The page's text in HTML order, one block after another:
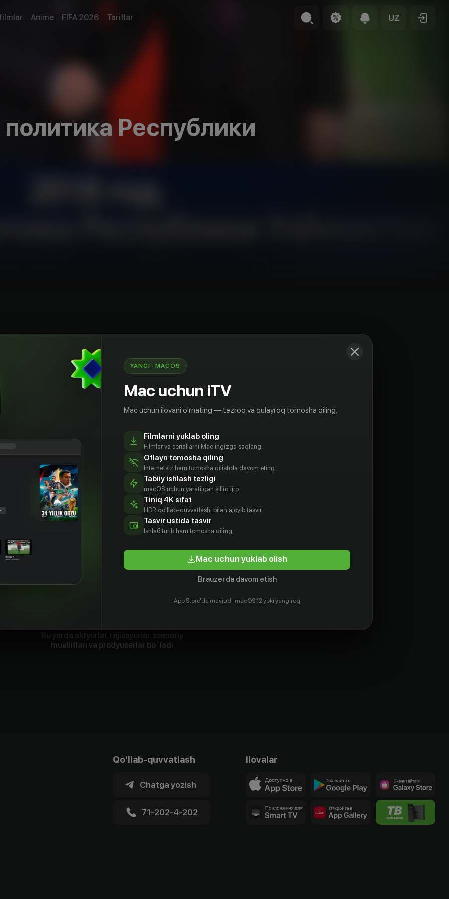
Anime FIFA 2026 Tariflar UZ
Республики
Республики Узбекистан
Bu yerda aktyorlar, rejissyorlar. ssenariy
mualliflari va prodyuserlar bo`ladi
Qo'llab-quvvatlash
Chatga yozish
71-202-4-202
Ilovalar
YANGI · MACOS
Mac uchun iTV
Mac uchun ilovani o'rnating — tezroq va qulayroq tomosha qiling.
Filmlarni yuklab oling
Filmlar va seriallarni Mac'ingizga saqlang.
Oflayn tomosha qiling
Internetsiz ham tomosha qilishda davom eting.
Tabiiy ishlash tezligi
macOS uchun yaratilgan silliq ijro.
Tiniq 4K sifat
HDR qo'llab-quvvatlashi bilan ajoyib tasvir.
Tasvir ustida tasvir
Ishlаб turib ham tomosha qiling.
Mac uchun yuklab olish
Brauzerda davom etish
App Store'da mavjud · macOS 12 yoki yangiroq